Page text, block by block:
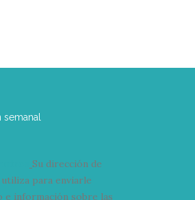
Su dirección de
para enviarle
información sobre las